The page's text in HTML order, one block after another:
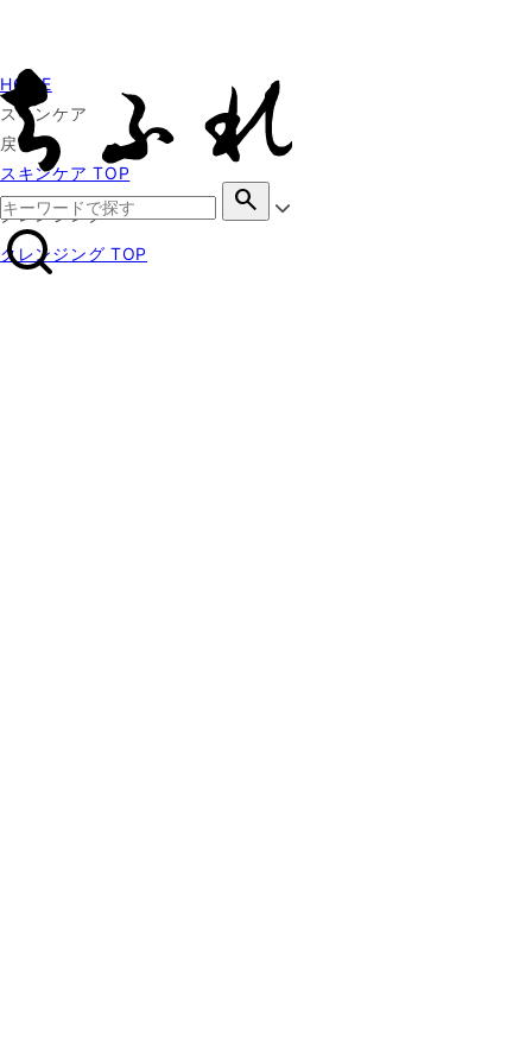
search
HOME
スキンケア
戻る
スキンケア TOP
クレンジング
クレンジング TOP